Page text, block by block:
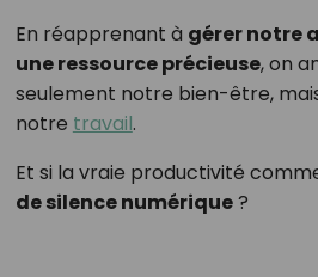
En réapprenant à gérer notre
une ressource précieuse, on
seulement notre bien-être,
notre travail.
Et si la vraie productivité
de silence numérique?